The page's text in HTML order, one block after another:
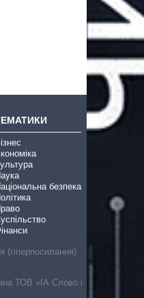
безпека
(гіперпосилання)
ТОВ «ІА Слово і